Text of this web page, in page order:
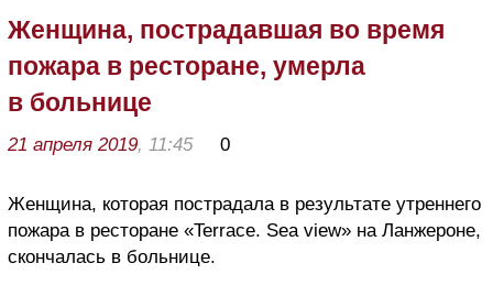
Женщина, пострадавшая во время
пожара в ресторане, умерла
в больнице
21 апреля 2019, 11:45 0
Женщина, которая пострадала в результате утреннего
пожара в ресторане «Terrace. Sea view» на Ланжероне,
скончалась в больнице.